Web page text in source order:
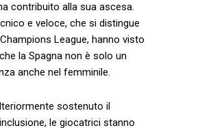
contribuito alla sua ascesa.
e ​veloce, che si distingue
League, hanno visto
⁣la Spagna non è solo un
anche nel femminile.
⁢sostenuto il⁢
le giocatrici ⁢stanno